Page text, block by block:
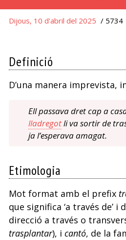
Dijous, 10 d'abril del 2025 / 5734
Definició
D’una manera imprevista,
Ell passava dret cap a
lladregotli va sortir de
ja l’esperava amagat.
Etimologia
Mot format amb el prefix
que significa ‘a través de’ i
direcció a través o
trasplantar), i cantó, de la